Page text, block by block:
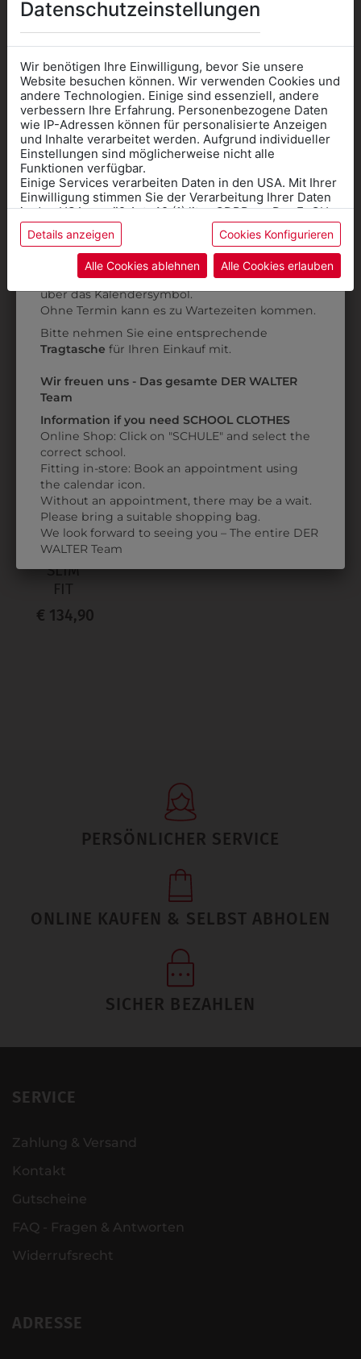
31325666111
HERRENHOSE
KOLLEKTION:
PREMIUM
€ 134,90
31325666120
HERRENHOSE
KOLLEKTION:
PREMIUM
€ 134,90
ZULETZT ANGESEHEN
313272820021
HERRENHOSE
SLIM
FIT
€ 134,90
PERSÖNLICHER SERVICE
ONLINE KAUFEN & SELBST ABHOLEN
SICHER BEZAHLEN
SERVICE
Zahlung & Versand
Kontakt
Gutscheine
FAQ - Fragen & Antworten
Widerrufsrecht
ADRESSE
Datenschutzeinstellungen
Wir benötigen Ihre Einwilligung, bevor Sie unsere
Website besuchen können. Wir verwenden Cookies und
andere Technologien. Einige sind essenziell, andere
verbessern Ihre Erfahrung. Personenbezogene Daten
wie IP-Adressen können für personalisierte Anzeigen
und Inhalte verarbeitet werden. Aufgrund individueller
Einstellungen sind möglicherweise nicht alle
Funktionen verfügbar.
Einige Services verarbeiten Daten in den USA. Mit Ihrer
Einwilligung stimmen Sie der Verarbeitung Ihrer Daten
in den USA gemäß Art. 49 (1) lit. a GDPR zu. Der EuGH
stuft die USA als Land mit unzureichendem Datenschutz
ein, und es besteht das Risiko, dass US-Behörden
Daten ohne Klagemöglichkeit für Europäer überwachen.
Datenschutzerklärungbzw. im
Details anzeigen Cookies Konfigurieren
Alle Cookies ablehnen Alle Cookies erlauben
Informationen wenn Sie
Kleidung
für die SCHULE
benötigen
Online Shop: Klick auf SCHULE in der
Kategorie und die richtige Schule auswählen.
AnprobeVorort im Geschäft: Termin buchen
über das Kalendersymbol.
Ohne Termin kann es zu Wartezeiten kommen.
Bitte nehmen Sie eine entsprechende
Tragtasche für Ihren Einkauf mit.
Wir freuen uns - Das gesamte DER WALTER
Team
Information if you need SCHOOL CLOTHES
Online Shop: Click on "SCHULE" and select the
correct school.
Fitting in-store: Book an appointment using
the calendar icon.
Without an appointment, there may be a wait.
Please bring a suitable shopping bag.
We look forward to seeing you – The entire DER
WALTER Team